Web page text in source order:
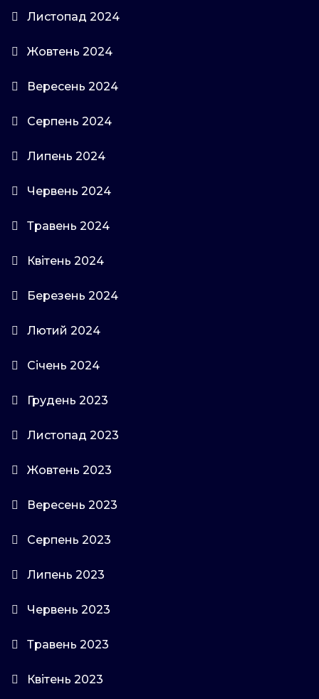
Листопад 2024
Жовтень 2024
Вересень 2024
Серпень 2024
Липень 2024
Червень 2024
Травень 2024
Квітень 2024
Березень 2024
Лютий 2024
Січень 2024
Грудень 2023
Листопад 2023
Жовтень 2023
Вересень 2023
Серпень 2023
Липень 2023
Червень 2023
Травень 2023
Квітень 2023